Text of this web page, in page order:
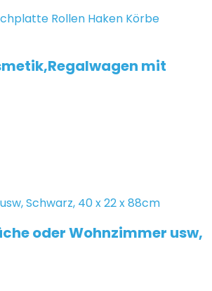
mit
oder Wohnzimmer usw,